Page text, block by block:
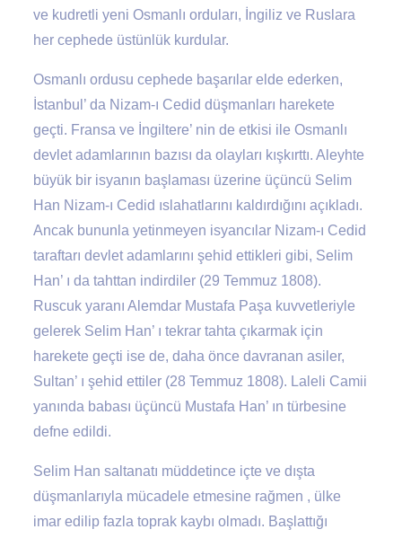
ve kudretli yeni Osmanlı orduları, İngiliz ve Ruslara
her cephede üstünlük kurdular.
Osmanlı ordusu cephede başarılar elde ederken,
İstanbul’ da Nizam-ı Cedid düşmanları harekete
geçti. Fransa ve İngiltere’ nin de etkisi ile Osmanlı
devlet adamlarının bazısı da olayları kışkırttı. Aleyhte
büyük bir isyanın başlaması üzerine üçüncü Selim
Han Nizam-ı Cedid ıslahatlarını kaldırdığını açıkladı.
Ancak bununla yetinmeyen isyancılar Nizam-ı Cedid
taraftarı devlet adamlarını şehid ettikleri gibi, Selim
Han’ ı da tahttan indirdiler (29 Temmuz 1808).
Ruscuk yaranı Alemdar Mustafa Paşa kuvvetleriyle
gelerek Selim Han’ ı tekrar tahta çıkarmak için
harekete geçti ise de, daha önce davranan asiler,
Sultan’ ı şehid ettiler (28 Temmuz 1808). Laleli Camii
yanında babası üçüncü Mustafa Han’ ın türbesine
defne edildi.
Selim Han saltanatı müddetince içte ve dışta
düşmanlarıyla mücadele etmesine rağmen , ülke
imar edilip fazla toprak kaybı olmadı. Başlattığı